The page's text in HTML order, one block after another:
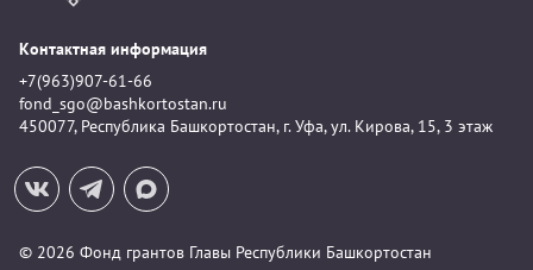
Контактная информация
+7(963)907-61-66
fond_sgo@bashkortostan.ru
450077, Республика Башкортостан, г. Уфа, ул. Кирова, 15, 3 этаж
© 2026 Фонд грантов Главы Республики Башкортостан